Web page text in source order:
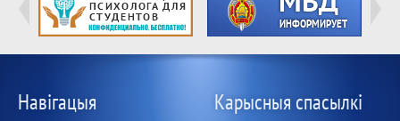
Навігацыя Карысныя спасылкі